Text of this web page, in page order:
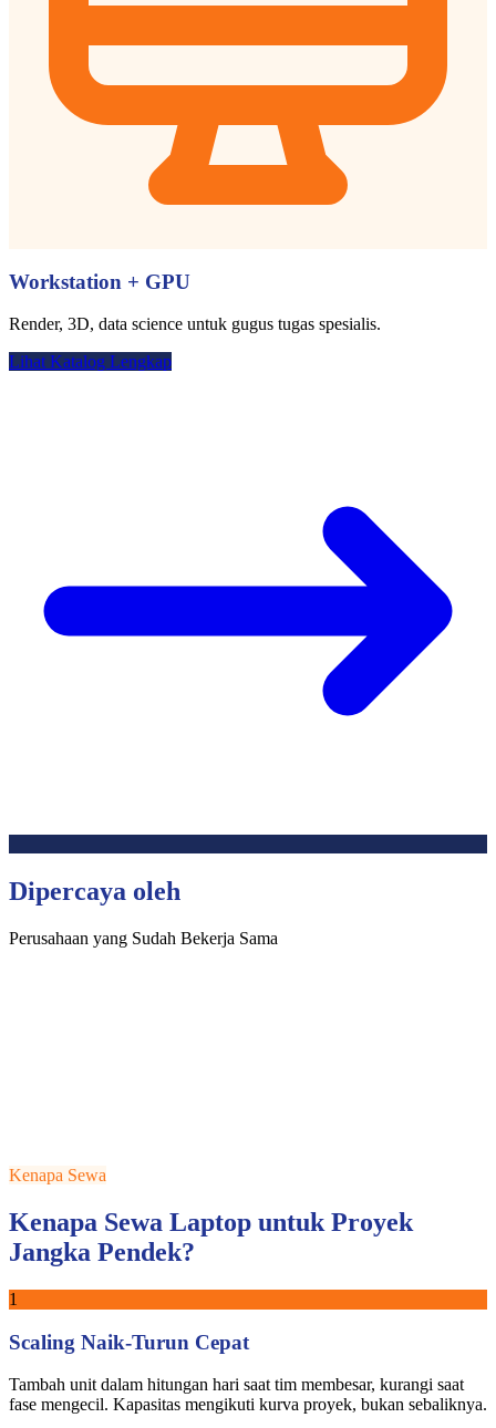
Workstation + GPU
Render, 3D, data science untuk gugus tugas spesialis.
Lihat Katalog Lengkap
Dipercaya oleh
Perusahaan yang Sudah Bekerja Sama
Kenapa Sewa
Kenapa Sewa Laptop untuk Proyek
Jangka Pendek?
1
Scaling Naik-Turun Cepat
Tambah unit dalam hitungan hari saat tim membesar, kurangi saat
fase mengecil. Kapasitas mengikuti kurva proyek, bukan sebaliknya.